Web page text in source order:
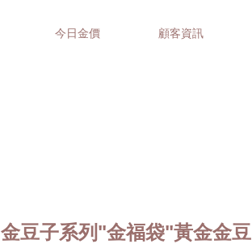
今日金價 顧客資訊
金豆子系列"金福袋"黃金金豆